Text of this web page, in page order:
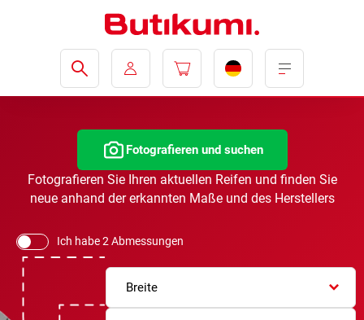
Fotografieren und suchen
Fotografieren Sie Ihren aktuellen Reifen und finden Sie
neue anhand der erkannten Maße und des Herstellers
Ich habe 2 Abmessungen
Breite